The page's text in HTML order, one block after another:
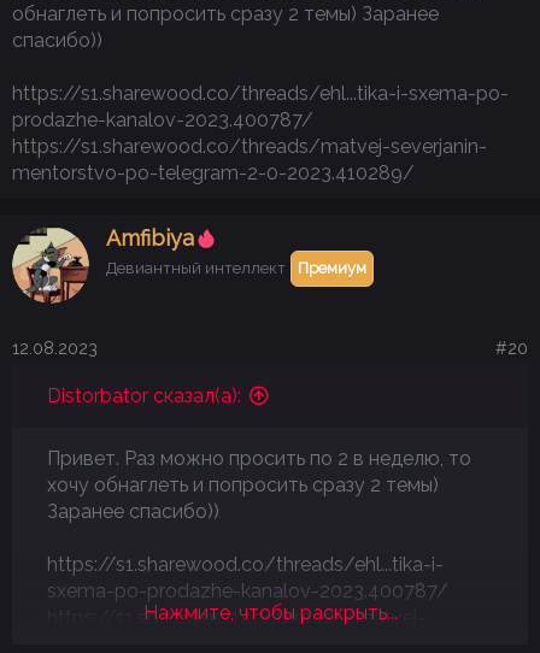
обнаглеть и попросить сразу 2 темы) Заранее
спасибо))
https://s1.sharewood.co/threads/ehl...tika-i-sxema-po-
prodazhe-kanalov-2023.400787/
https://s1.sharewood.co/threads/matvej-severjanin-
mentorstvo-po-telegram-2-0-2023.410289/
Аmfibiya
Девиантный интеллект Премиум
12.08.2023 #20
Distorbator сказал(а):
Привет. Раз можно просить по 2 в неделю, то
хочу обнаглеть и попросить сразу 2 темы)
Заранее спасибо))
https://s1.sharewood.co/threads/ehl...tika-i-
sxema-po-prodazhe-kanalov-2023.400787/
https://s1.sharewood.co/threads/matvej-
Нажмите, чтобы раскрыть...